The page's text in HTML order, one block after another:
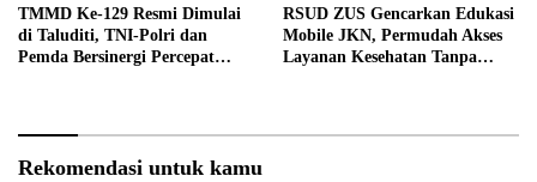
TMMD Ke-129 Resmi Dimulai
di Taluditi, TNI-Polri dan
Pemda Bersinergi Percepat
RSUD ZUS Gencarkan Edukasi
Mobile JKN, Permudah Akses
Layanan Kesehatan Tanpa
Rekomendasi untuk kamu